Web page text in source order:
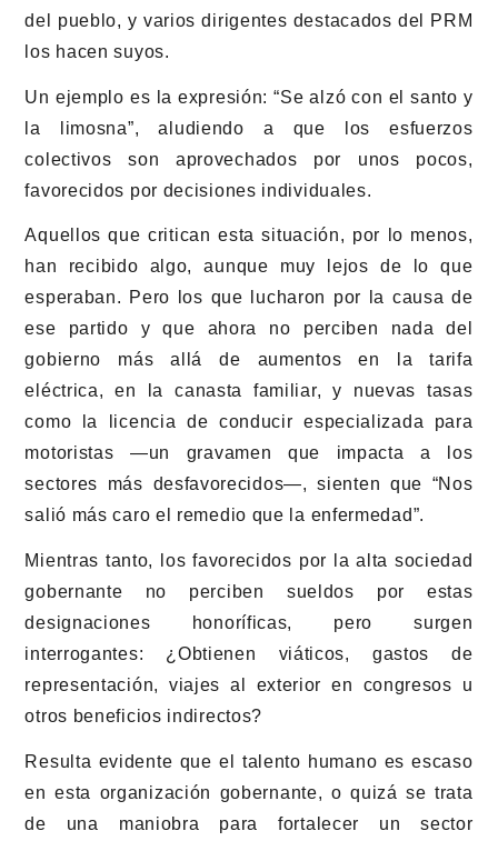
del pueblo, y varios dirigentes destacados del PRM
los hacen suyos.
Un ejemplo es la expresión: “Se alzó con el santo y
la limosna”, aludiendo a que los esfuerzos
colectivos son aprovechados por unos pocos,
favorecidos por decisiones individuales.
Aquellos que critican esta situación, por lo menos,
han recibido algo, aunque muy lejos de lo que
esperaban. Pero los que lucharon por la causa de
ese partido y que ahora no perciben nada del
gobierno más allá de aumentos en la tarifa
eléctrica, en la canasta familiar, y nuevas tasas
como la licencia de conducir especializada para
motoristas —un gravamen que impacta a los
sectores más desfavorecidos—, sienten que “Nos
salió más caro el remedio que la enfermedad”.
Mientras tanto, los favorecidos por la alta sociedad
gobernante no perciben sueldos por estas
designaciones honoríficas, pero surgen
interrogantes: ¿Obtienen viáticos, gastos de
representación, viajes al exterior en congresos u
otros beneficios indirectos?
Resulta evidente que el talento humano es escaso
en esta organización gobernante, o quizá se trata
de una maniobra para fortalecer un sector